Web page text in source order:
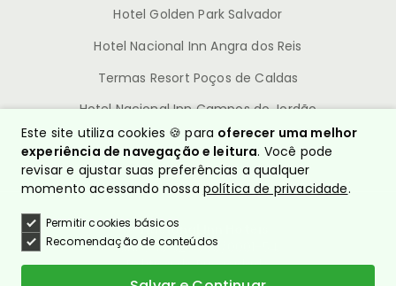
Hotel Golden Park Salvador
Hotel Nacional Inn Angra dos Reis
Termas Resort Poços de Caldas
Hotel Nacional Inn Campos do Jordão
© Nacional Inn Hotéis
CNPJ: 10.628.960/0001-54
Política de Privacidade
Quem somos?
Este site utiliza cookies 🍪 para oferecer uma melhor
experiência de navegação e leitura. Você pode
revisar e ajustar suas preferências a qualquer
momento acessando nossa política de privacidade.
Permitir cookies básicos
Recomendação de conteúdos